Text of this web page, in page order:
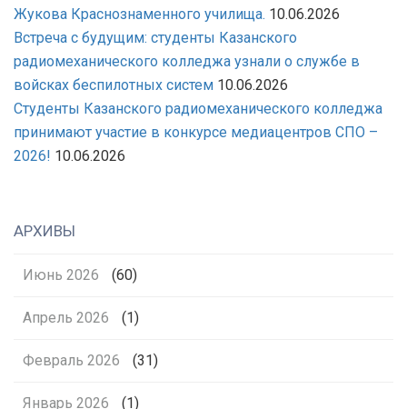
Жукова Краснознаменного училища. 10.06.2026
Встреча с будущим: студенты Казанского
радиомеханического колледжа узнали о службе в
войсках беспилотных систем 10.06.2026
Студенты Казанского радиомеханического колледжа
принимают участие в конкурсе медиацентров СПО –
2026! 10.06.2026
АРХИВЫ
Июнь 2026 (60)
Апрель 2026 (1)
Февраль 2026 (31)
Январь 2026 (1)